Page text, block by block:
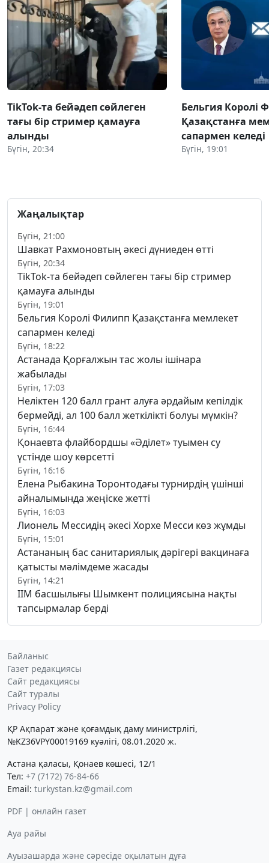
TikTok-та бейәдеп сөйлеген
тағы бір стример қамауға
алынды
Бүгін, 20:34
Бельгия Королі
Қазақстанға
сапармен келеді
Бүгін, 19:01
Жаңалықтар
Бүгін, 21:00
Шавкат Рахмоновтың әкесі дүниеден өтті
Бүгін, 20:34
TikTok-та бейәдеп сөйлеген тағы бір стример
қамауға алынды
Бүгін, 19:01
Бельгия Королі Филипп Қазақстанға мемлекет
сапармен келеді
Бүгін, 18:22
Астанада Қорғалжын тас жолы ішінара
жабылады
Бүгін, 17:03
Неліктен 120 балл грант алуға әрдайым кепілдік
бермейді, ал 100 балл жеткілікті болуы мүмкін?
Бүгін, 16:44
Қонаевта флайбордшы «Әділет» туымен су
үстінде шоу көрсетті
Бүгін, 16:16
Елена Рыбакина Торонтодағы турнирдің үшінші
айналымында жеңіске жетті
Бүгін, 16:03
Лионель Мессидің әкесі Хорхе Месси көз жұмды
Бүгін, 15:01
Астананың бас санитариялық дәрігері вакцинаға
қатысты мәлімдеме жасады
Бүгін, 14:21
ІІМ басшылығы Шымкент полициясына нақты
тапсырмалар берді
Байланыс
Газет редакциясы
Сайт редакциясы
Сайт туралы
Privacy Policy
ҚР Ақпарат және қоғамдық даму министрлігі,
№KZ36VPY00019169 куәлігі, 08.01.2020 ж.
Астана қаласы, Қонаев көшесі, 12/1
Тел: +7 (7172) 76-84-66
Email: turkystan.kz@gmail.com
PDF | онлайн газет
Ауа райы
Ауызашарда және сәресіде оқылатын дұға